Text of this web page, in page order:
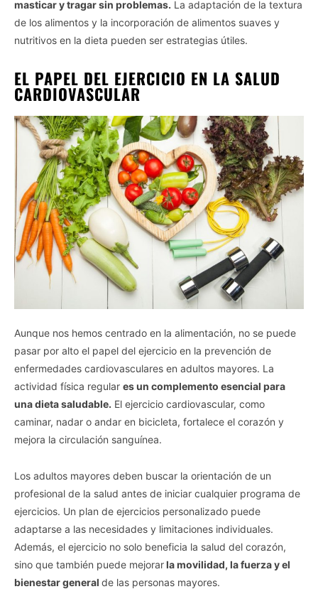
masticar y tragar sin problemas. La adaptación de la textura
de los alimentos y la incorporación de alimentos suaves y
nutritivos en la dieta pueden ser estrategias útiles.
EL PAPEL DEL EJERCICIO EN LA SALUD
CARDIOVASCULAR
Aunque nos hemos centrado en la alimentación, no se puede
pasar por alto el papel del ejercicio en la prevención de
enfermedades cardiovasculares en adultos mayores. La
actividad física regular es un complemento esencial para
una dieta saludable. El ejercicio cardiovascular, como
caminar, nadar o andar en bicicleta, fortalece el corazón y
mejora la circulación sanguínea.
Los adultos mayores deben buscar la orientación de un
profesional de la salud antes de iniciar cualquier programa de
ejercicios. Un plan de ejercicios personalizado puede
adaptarse a las necesidades y limitaciones individuales.
Además, el ejercicio no solo beneficia la salud del corazón,
sino que también puede mejorarla movilidad, la fuerza y el
bienestar general de las personas mayores.